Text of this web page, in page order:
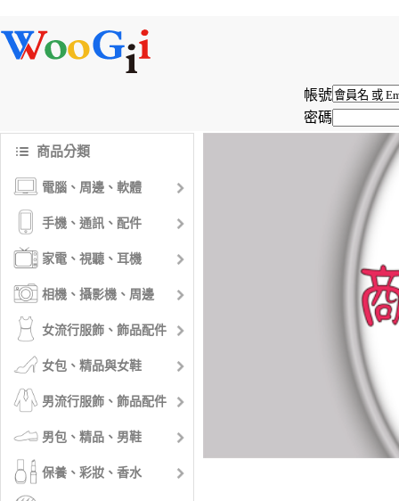
帳號
密碼
商品分類
電腦、周邊、軟體
手機、通訊、配件
家電、視聽、耳機
相機、攝影機、周邊
女流行服飾、飾品配件
女包、精品與女鞋
男流行服飾、飾品配件
男包、精品、男鞋
保養、彩妝、香水